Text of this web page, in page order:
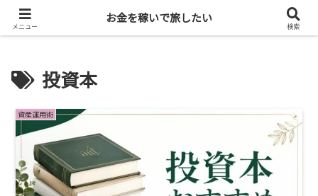
投資・暗号資産で旅に出る
投資本
資産運用術
メニュー
お金を稼いで旅したい
検索